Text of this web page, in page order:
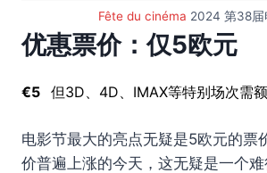
Fête du cinéma 2024 第38届
优惠票价：仅5欧元
€5 但3D、4D、IMAX等特别场次需
电影节最大的亮点无疑是5欧元的票
价普遍上涨的今天，这无疑是一个